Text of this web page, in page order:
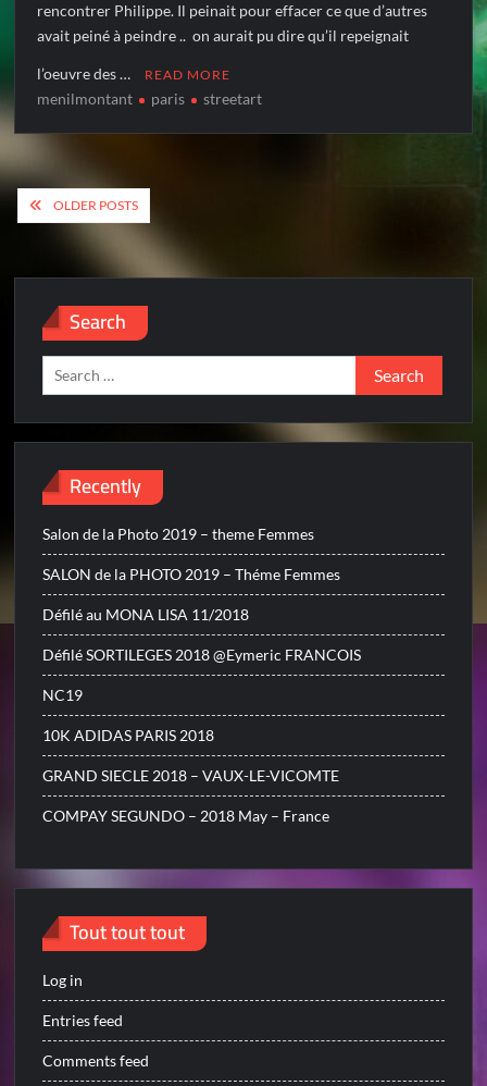
rencontrer Philippe. Il peinait pour effacer ce que d’autres
avait peiné à peindre .. on aurait pu dire qu’il repeignait
l’oeuvre des … READ MORE
menilmontant paris streetart
Posts
navigation
OLDER POSTS
Search
Search
for:
Recently
Salon de la Photo 2019 – theme Femmes
SALON de la PHOTO 2019 – Théme Femmes
Défilé au MONA LISA 11/2018
Défilé SORTILEGES 2018 @Eymeric FRANCOIS
NC19
10K ADIDAS PARIS 2018
GRAND SIECLE 2018 – VAUX-LE-VICOMTE
COMPAY SEGUNDO – 2018 May – France
Tout tout tout
Log in
Entries feed
Comments feed